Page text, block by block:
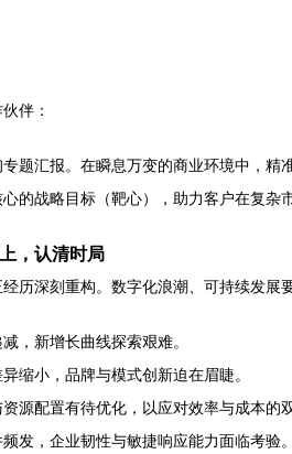
伴：
题汇报。在瞬息万变的商业环境中，
心的战略目标（靶心），助力客户在复杂
，认清时局
历深刻重构。数字化浪潮、可持续发展
，新增长曲线探索艰难。
缩小，品牌与模式创新迫在眉睫。
资源配置有待优化，以应对效率与成本的
频发，企业韧性与敏捷响应能力面临考验。